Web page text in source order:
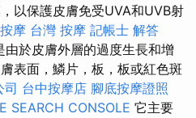
以保護皮膚免受UVA和UVB射
摩 台灣 按摩 記帳士 解答
由於皮膚外層的過度生長和增
表面，鱗片，板，板或紅色斑
司 台中按摩店 腳底按摩證照
SEARCH CONSOLE 它主要